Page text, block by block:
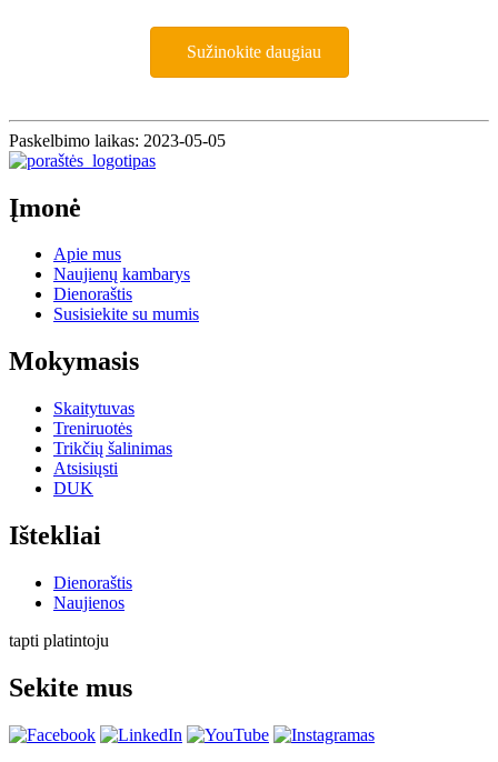
Sužinokite daugiau
Paskelbimo laikas: 2023-05-05
Įmonė
Apie mus
Naujienų kambarys
Dienoraštis
Susisiekite su mumis
Mokymasis
Skaitytuvas
Treniruotės
Trikčių šalinimas
Atsisiųsti
DUK
Ištekliai
Dienoraštis
Naujienos
tapti platintoju
Sekite mus